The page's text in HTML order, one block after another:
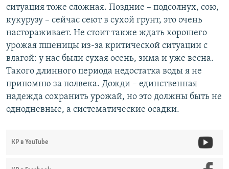
ситуация тоже сложная. Поздние – подсолнух, сою,
кукурузу – сейчас сеют в сухой грунт, это очень
настораживает. Не стоит также ждать хорошего
урожая пшеницы из-за критической ситуации с
влагой: у нас были сухая осень, зима и уже весна.
Такого длинного периода недостатка воды я не
припомню за полвека. Дожди – единственная
надежда сохранить урожай, но это должны быть не
однодневные, а систематические осадки.
КР в YouTube